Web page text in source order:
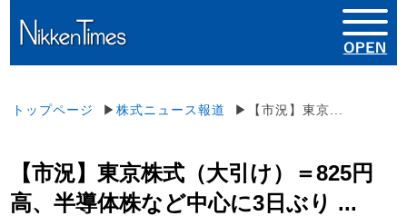
トップページ ▶株式ニュース報道 ▶【市況】東京...
【市況】東京株式（大引け）＝825円
高、半導体株など中心に3日ぶり ...